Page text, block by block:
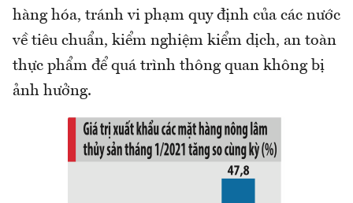
hàng hóa, tránh vi phạm quy định của các nước
về tiêu chuẩn, kiểm nghiệm kiểm dịch, an toàn
thực phẩm để quá trình thông quan không bị
ảnh hưởng.